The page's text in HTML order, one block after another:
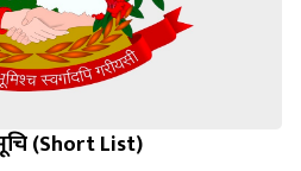
सूचि (Short List)